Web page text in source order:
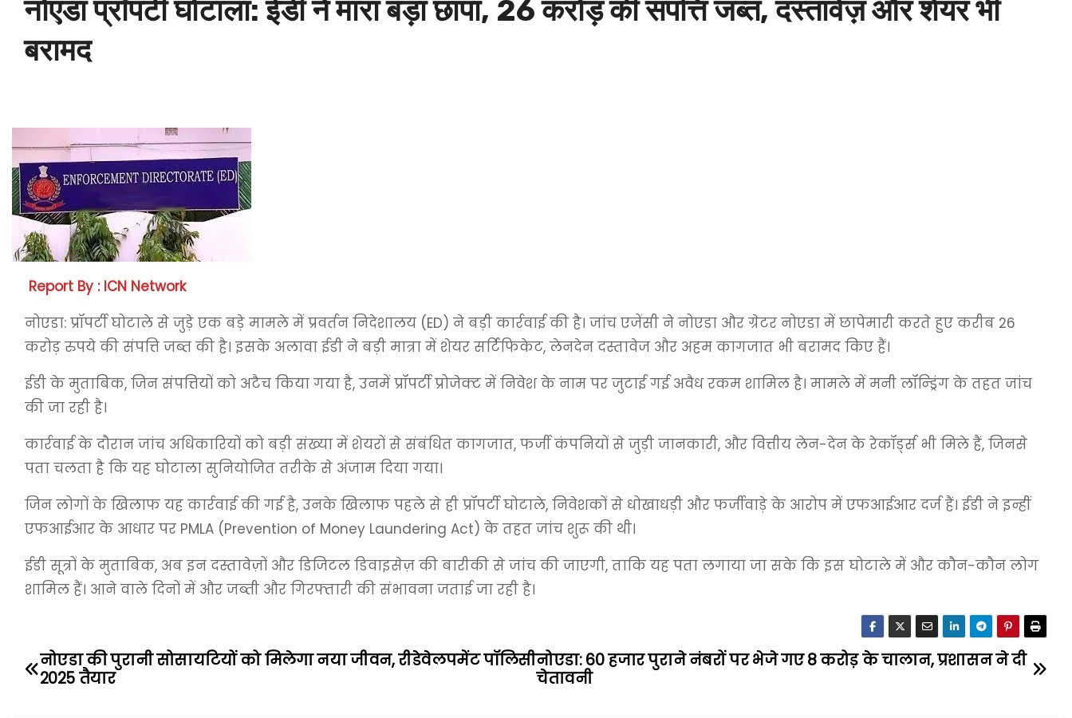
नोएडा प्रॉपर्टी घोटाला: ईडी ने मारा बड़ा छापा, 26 करोड़ की संपत्ति जब्त, दस्तावेज़ और शेयर भी
बरामद
Report By : ICN Network
नोएडा: प्रॉपर्टी घोटाले से जुड़े एक बड़े मामले में प्रवर्तन निदेशालय (ED) ने बड़ी कार्रवाई की है। जांच एजेंसी ने नोएडा और ग्रेटर नोएडा में छापेमारी करते हुए करीब 26
करोड़ रुपये की संपत्ति जब्त की है। इसके अलावा ईडी ने बड़ी मात्रा में शेयर सर्टिफिकेट, लेनदेन दस्तावेज और अहम कागजात भी बरामद किए हैं।
ईडी के मुताबिक, जिन संपत्तियों को अटैच किया गया है, उनमें प्रॉपर्टी प्रोजेक्ट में निवेश के नाम पर जुटाई गई अवैध रकम शामिल है। मामले में मनी लॉन्ड्रिंग के तहत जांच
की जा रही है।
कार्रवाई के दौरान जांच अधिकारियों को बड़ी संख्या में शेयरों से संबंधित कागजात, फर्जी कंपनियों से जुड़ी जानकारी, और वित्तीय लेन-देन के रेकॉर्ड्स भी मिले हैं, जिनसे
पता चलता है कि यह घोटाला सुनियोजित तरीके से अंजाम दिया गया।
जिन लोगों के खिलाफ यह कार्रवाई की गई है, उनके खिलाफ पहले से ही प्रॉपर्टी घोटाले, निवेशकों से धोखाधड़ी और फर्जीवाड़े के आरोप में एफआईआर दर्ज हैं। ईडी ने इन्हीं
एफआईआर के आधार पर PMLA (Prevention of Money Laundering Act) के तहत जांच शुरू की थी।
ईडी सूत्रों के मुताबिक, अब इन दस्तावेज़ों और डिजिटल डिवाइसेज़ की बारीकी से जांच की जाएगी, ताकि यह पता लगाया जा सके कि इस घोटाले में और कौन-कौन लोग
शामिल हैं। आने वाले दिनों में और जब्ती और गिरफ्तारी की संभावना जताई जा रही है।
P
नोएडा: 60 हजार पुराने नंबरों पर भेजे गए 8 करोड़ के चालान, प्रशासन ने दी
चेतावनी
नोएडा की पुरानी सोसायटियों को मिलेगा नया जीवन, रीडेवेलपमेंट पॉलिसी
2025 तैयार